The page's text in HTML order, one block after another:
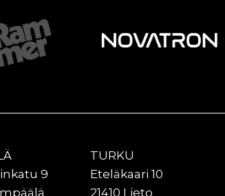
9
TURKU
Eteläkaari 10
21410 Lieto